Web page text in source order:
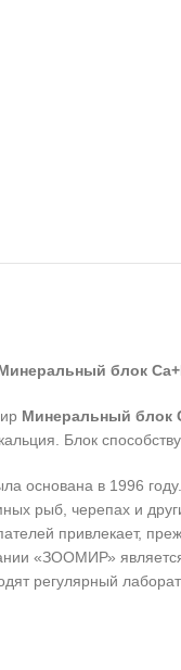
блок
Минеральный блок
Блок
основана в 1996
рыб, черепах и
привлекает,
«ЗООМИР» является
регулярный